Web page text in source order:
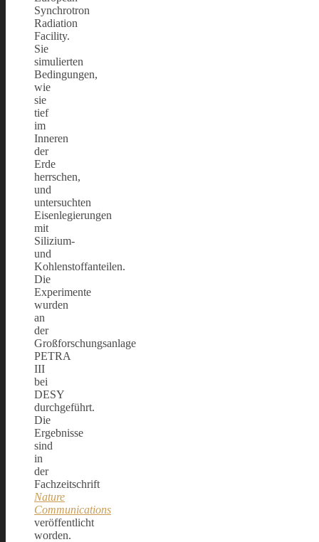
Synchrotron
Radiation
Facility.
Sie
simulierten
Bedingungen,
wie
sie
tief
im
Inneren
der
Erde
herrschen,
und
untersuchten
Eisenlegierungen
mit
Silizium-
und
Kohlenstoffanteilen.
Die
Experimente
wurden
an
der
Großforschungsanlage
PETRA
III
bei
DESY
durchgeführt.
Die
Ergebnisse
sind
in
der
Fachzeitschrift
Nature
Communications
veröffentlicht
worden.